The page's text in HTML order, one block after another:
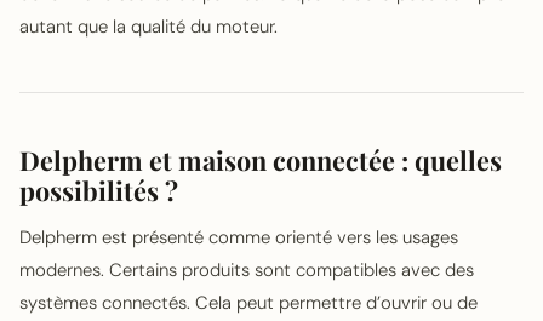
autant que la qualité du moteur.
Delpherm et maison connectée : quelles
possibilités ?
Delpherm est présenté comme orienté vers les usages
modernes. Certains produits sont compatibles avec des
systèmes connectés. Cela peut permettre d’ouvrir ou de